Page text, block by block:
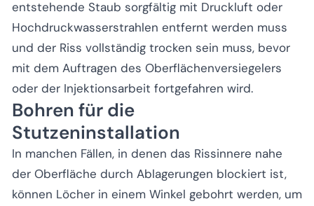
entstehende Staub sorgfältig mit Druckluft oder
Hochdruckwasserstrahlen entfernt werden muss
und der Riss vollständig trocken sein muss, bevor
mit dem Auftragen des Oberflächenversiegelers
oder der Injektionsarbeit fortgefahren wird.
Bohren für die
Stutzeninstallation
In manchen Fällen, in denen das Rissinnere nahe
der Oberfläche durch Ablagerungen blockiert ist,
können Löcher in einem Winkel gebohrt werden, um